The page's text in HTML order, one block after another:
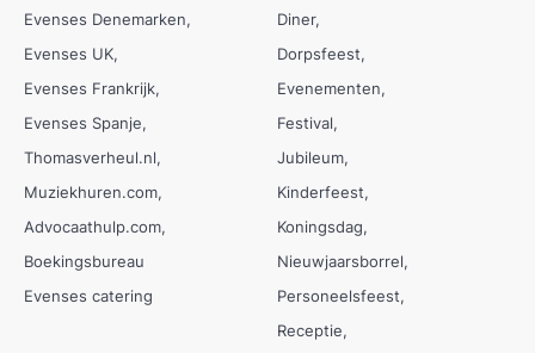
Evenses Denemarken
Evenses UK
Evenses Frankrijk
Evenses Spanje
Thomasverheul.nl
Muziekhuren.com
Advocaathulp.com
Boekingsbureau
Evenses catering
Diner
Dorpsfeest
Evenementen
Festival
Jubileum
Kinderfeest
Koningsdag
Nieuwjaarsborrel
Personeelsfeest
Receptie